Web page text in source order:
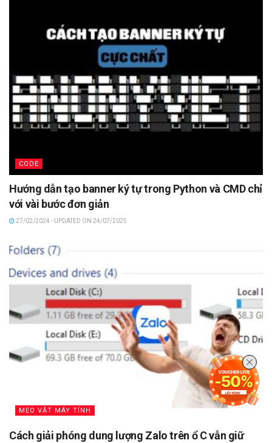
CODE
Hướng dẫn tạo banner ký tự trong Python và CMD chỉ
với vài bước đơn giản
27/02/2024 - UPDATED ON 24/07/2025
MẸO VẶT MÁY TÍNH
Cách giải phóng dung lượng Zalo trên ổ C vẫn giữ